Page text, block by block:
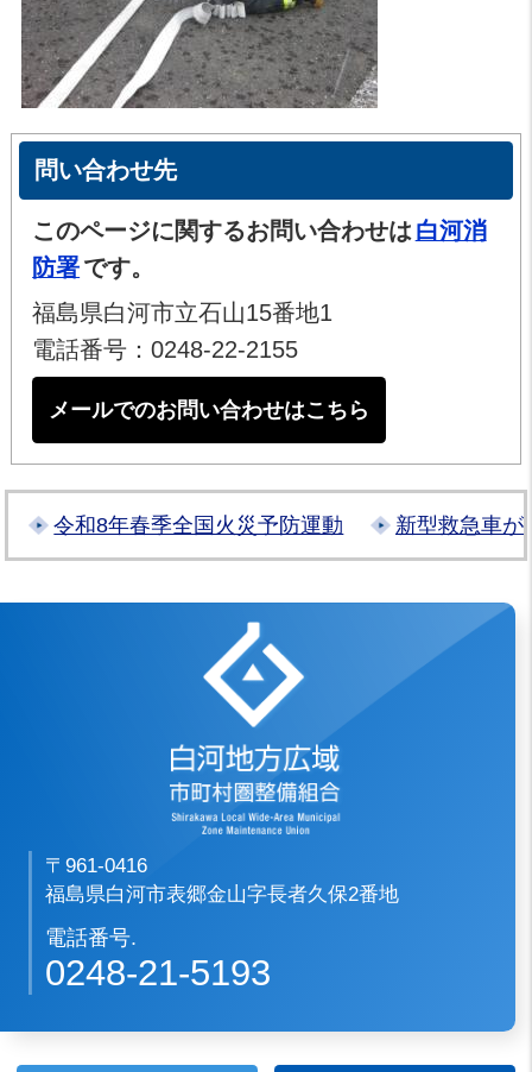
問い合わせ先
このページに関するお問い合わせは 白河消
防署です。
福島県白河市立石山15番地1
電話番号：0248-22-2155
メールでのお問い合わせはこちら
令和8年春季全国火災予防運動 新型救急車が
白河地方広域市
〒961-0416
福島県白河市表郷金山字長者久保2番地
電話番号.
0248-21-5193